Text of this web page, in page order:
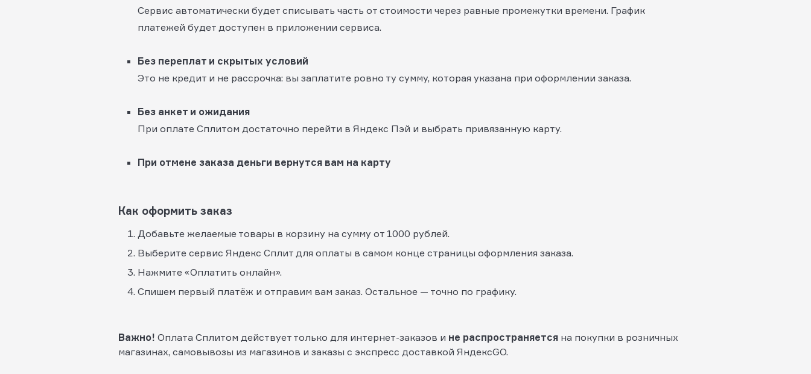
Сервис автоматически будет списывать часть от стоимости через равные промежутки времени. График
платежей будет доступен в приложении сервиса.
Без переплат и скрытых условий
Это не кредит и не рассрочка: вы заплатите ровно ту сумму, которая указана при оформлении заказа.
Без анкет и ожидания
При оплате Сплитом достаточно перейти в Яндекс Пэй и выбрать привязанную карту.
При отмене заказа деньги вернутся вам на карту
Как оформить заказ
Добавьте желаемые товары в корзину на сумму от 1000 рублей.
Выберите сервис Яндекс Сплит для оплаты в самом конце страницы оформления заказа.
Нажмите «Оплатить онлайн».
Спишем первый платёж и отправим вам заказ. Остальное — точно по графику.
Важно! Оплата Сплитом действует только для интернет-заказов и не распространяется на покупки в розничных
магазинах, самовывозы из магазинов и заказы с экспресс доставкой ЯндексGO.